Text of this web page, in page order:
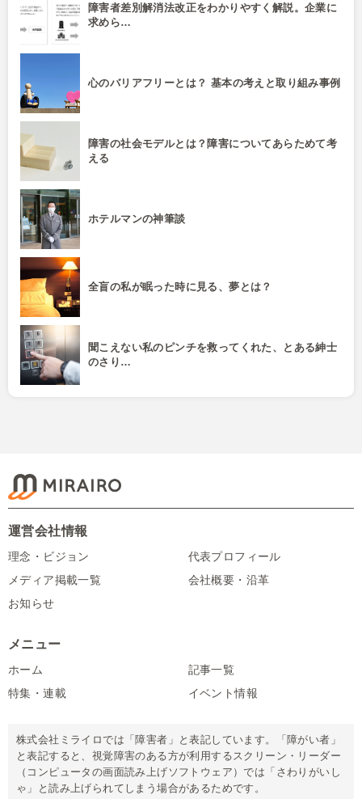
障害者差別解消法改正をわかりやすく解説。企業に
求めら…
心のバリアフリーとは？ 基本の考えと取り組み事例
障害の社会モデルとは？障害についてあらためて考
える
ホテルマンの神筆談
全盲の私が眠った時に見る、夢とは？
聞こえない私のピンチを救ってくれた、とある紳士
のさり…
運営会社情報
理念・ビジョン
代表プロフィール
メディア掲載一覧
会社概要・沿革
お知らせ
メニュー
ホーム
記事一覧
特集・連載
イベント情報
株式会社ミライロでは「障害者」と表記しています。「障がい者」
と表記すると、視覚障害のある方が利用するスクリーン・リーダー
（コンピュータの画面読み上げソフトウェア）では「さわりがいし
ゃ」と読み上げられてしまう場合があるためです。